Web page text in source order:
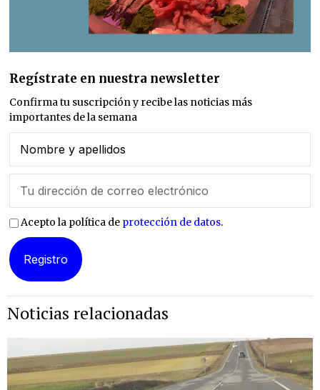
Regístrate en nuestra newsletter
Confirma tu suscripción y recibe las noticias más
importantes de la semana
Acepto la política de protección de datos.
Noticias relacionadas